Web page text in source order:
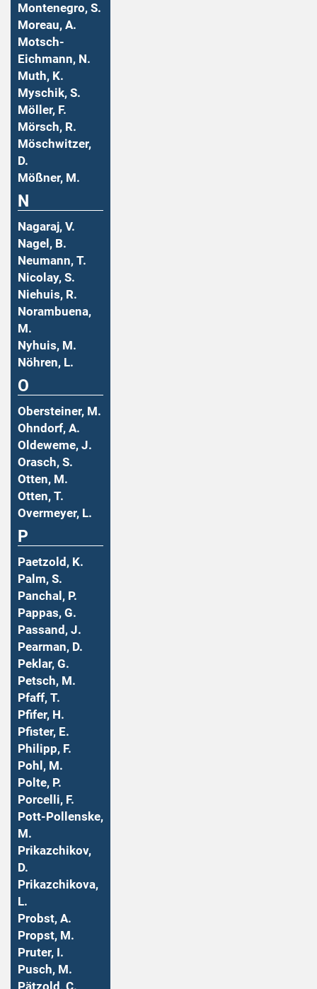
Montenegro, S.
Moreau, A.
Motsch-
Eichmann, N.
Muth, K.
Myschik, S.
Möller, F.
Mörsch, R.
Möschwitzer,
D.
Mößner, M.
N
Nagaraj, V.
Nagel, B.
Neumann, T.
Nicolay, S.
Niehuis, R.
Norambuena,
M.
Nyhuis, M.
Nöhren, L.
O
Obersteiner, M.
Ohndorf, A.
Oldeweme, J.
Orasch, S.
Otten, M.
Otten, T.
Overmeyer, L.
P
Paetzold, K.
Palm, S.
Panchal, P.
Pappas, G.
Passand, J.
Pearman, D.
Peklar, G.
Petsch, M.
Pfaff, T.
Pfifer, H.
Pfister, E.
Philipp, F.
Pohl, M.
Polte, P.
Porcelli, F.
Pott-Pollenske,
M.
Prikazchikov,
D.
Prikazchikova,
L.
Probst, A.
Propst, M.
Pruter, I.
Pusch, M.
Pätzold, C.